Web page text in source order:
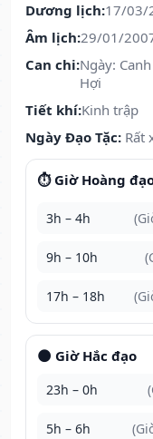
Dương lịch:17/03/
Âm lịch:29/01/
Can chi:Ngày:
Hợi
Tiết khí:Kinh trập
Ngày Đạo Tặc: Rất
⏱️ Giờ Hoàng
3h – 4h
9h – 10h
17h – 18h
🌑 Giờ Hắc đạo
23h – 0h
5h – 6h